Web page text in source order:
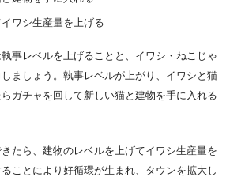
ワシ生産量を上げる
事レベルを上げることと、イワシ・ねこじゃ
ましょう。執事レベルが上がり、イワシと猫
ガチャを回して新しい猫と建物を手に入れる
たら、建物のレベルを上げてイワシ生産量を
ことにより好循環が生まれ、タウンを拡大し